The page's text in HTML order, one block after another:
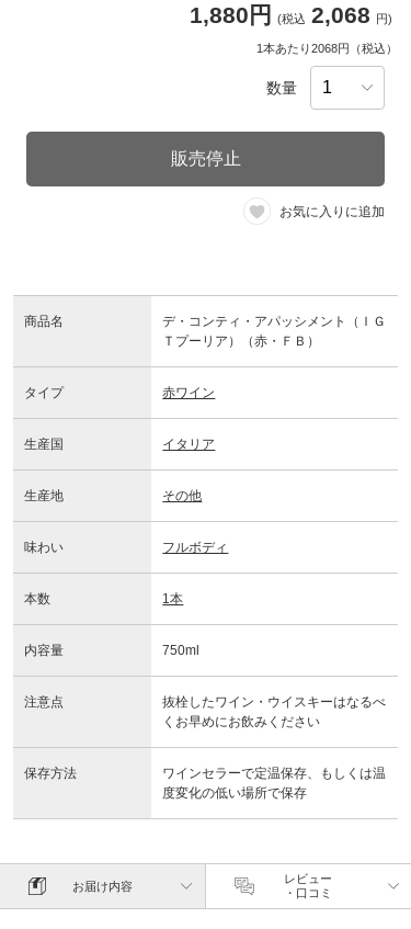
1,880円 (税込 2,068 円)
1本あたり2068円（税込）
数量
販売停止
お気に入りに追加
商品名
デ・コンティ・アパッシメント（ＩＧ
Ｔプーリア）（赤・ＦＢ）
タイプ 赤ワイン
生産国 イタリア
生産地 その他
味わい フルボディ
本数 1本
内容量 750ml
注意点
抜栓したワイン・ウイスキーはなるべ
くお早めにお飲みください
保存方法
ワインセラーで定温保存、もしくは温
度変化の低い場所で保存
お届け内容
レビュー
・口コミ